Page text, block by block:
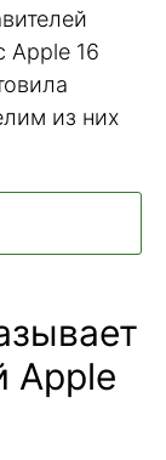
Apple 16
из них
Apple